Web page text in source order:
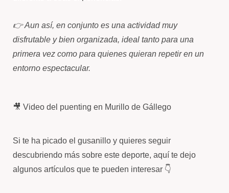
👉 Aun así, en conjunto es una actividad muy
disfrutable y bien organizada, ideal tanto para una
primera vez como para quienes quieran repetir en un
entorno espectacular.
🎥 Video del puenting en Murillo de Gállego
Si te ha picado el gusanillo y quieres seguir
descubriendo más sobre este deporte, aquí te dejo
algunos artículos que te pueden interesar 👇